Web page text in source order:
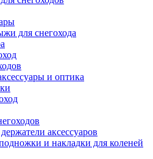
для снегохода
и оптика
аксессуаров
и накладки для коленей